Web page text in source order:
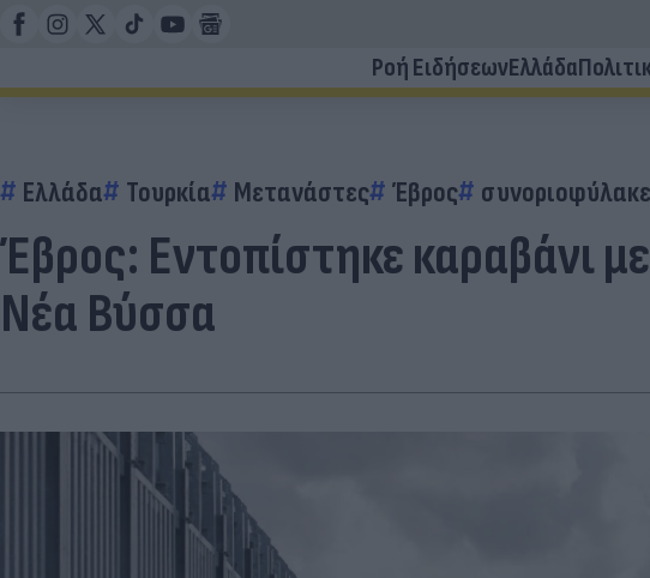
Ροή ΕιδήσεωνΕλλάδα
Ελλάδα Τουρκία Μετανάστες Έβρος
Έβρος: Εντοπίστηκε καραβάνι
Νέα Βύσσα